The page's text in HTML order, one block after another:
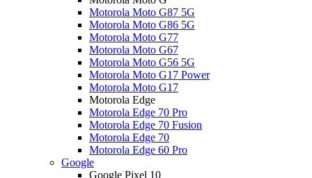
Motorola Moto G87 5G
Motorola Moto G86 5G
Motorola Moto G77
Motorola Moto G67
Motorola Moto G56 5G
Motorola Moto G17 Power
Motorola Moto G17
Motorola Edge
Motorola Edge 70 Pro
Motorola Edge 70 Fusion
Motorola Edge 70
Motorola Edge 60 Pro
Google
Google Pixel 10